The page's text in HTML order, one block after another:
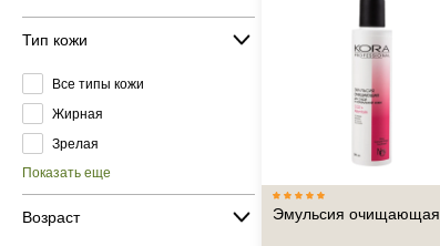
Тип кожи
Все типы кожи
Жирная
Зрелая
Показать еще
Возраст Эмульсия очищающая